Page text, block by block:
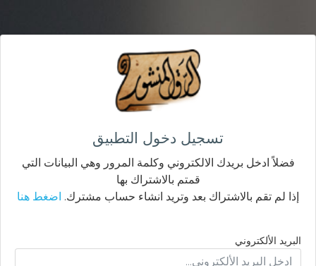
تسجيل دخول التطبيق
فضلاً ادخل بريدك الالكتروني وكلمة المرور وهي البيانات التي
قمتم بالاشتراك بها
إذا لم تقم بالاشتراك بعد وتريد انشاء حساب مشترك. اضغط هنا
البريد الألكتروني